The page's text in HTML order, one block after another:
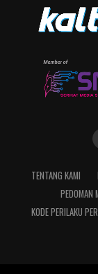
TENTANG KAMI
PEDOMAN
KODE PERILAKU